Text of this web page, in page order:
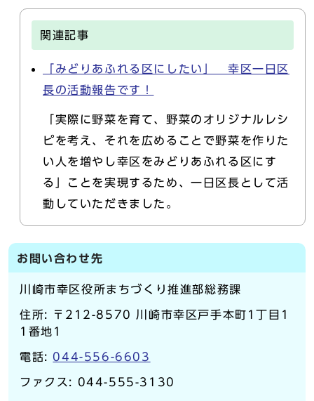
関連記事
「みどりあふれる区にしたい」 幸区一日区
長の活動報告です！
「実際に野菜を育て、野菜のオリジナルレシ
ピを考え、それを広めることで野菜を作りた
い人を増やし幸区をみどりあふれる区にす
る」ことを実現するため、一日区長として活
動していただきました。
お問い合わせ先
川崎市幸区役所まちづくり推進部総務課
住所: 〒212-8570 川崎市幸区戸手本町1丁目1
1番地1
電話: 044-556-6603
ファクス: 044-555-3130